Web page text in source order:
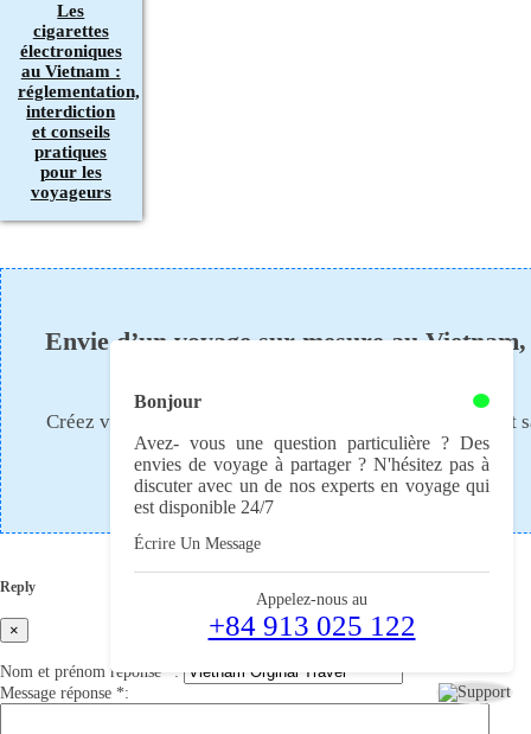
Les
cigarettes
électroniques
au Vietnam :
réglementation,
interdiction
et conseils
pratiques
pour les
voyageurs
Envie d’un voyage sur mesure au
Créez votre propre voyage et demandez un devis gratuit
engagement
JE CRÉE MON VOYAGE
Reply
×
Nom et prénom réponse
:
Message réponse *:
Bonjour
Avez- vous une question particulière ? Des
envies de voyage à partager ? N'hésitez pas à
discuter avec un de nos experts en voyage qui
est disponible 24/7
Écrire Un Message
Appelez-nous au
+84 913 025 122